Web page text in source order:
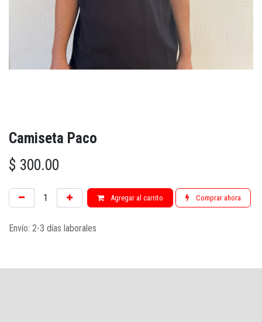
Camiseta Paco
$ 300.00
Agregar al carrito Comprar ahora
Envío: 2-3 días laborales